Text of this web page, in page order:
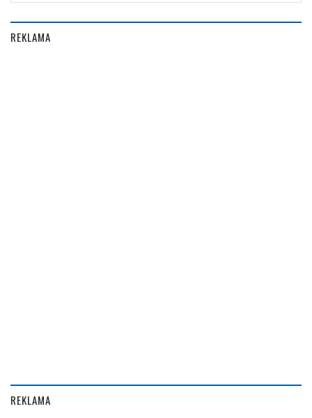
REKLAMA
REKLAMA